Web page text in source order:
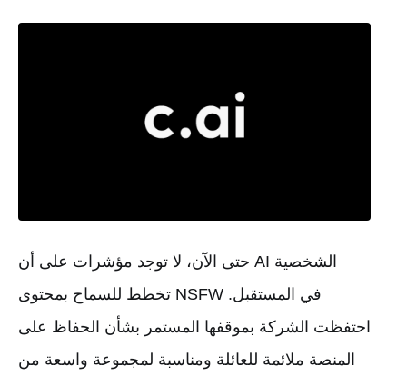
حتى الآن، لا توجد مؤشرات على أن AI الشخصية
تخطط للسماح بمحتوى NSFW في المستقبل.
احتفظت الشركة بموقفها المستمر بشأن الحفاظ على
المنصة ملائمة للعائلة ومناسبة لمجموعة واسعة من